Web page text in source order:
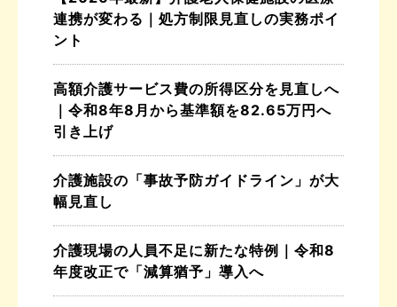
連携が変わる｜処方制限見直しの実務ポイ
ント
高額介護サービス費の所得区分を見直しへ
｜令和8年8月から基準額を82.65万円へ
引き上げ
介護施設の「事故予防ガイドライン」が大
幅見直し
介護現場の人員不足に新たな特例｜令和8
年度改正で「減算猶予」導入へ